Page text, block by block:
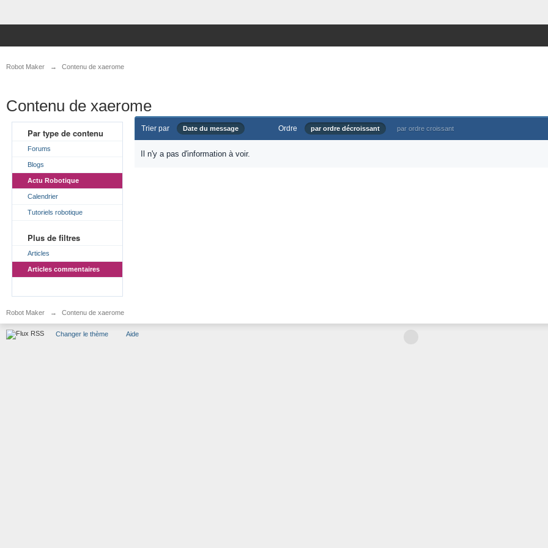
Robot Maker → Contenu de xaerome
Contenu de xaerome
Par type de contenu
Forums
Blogs
Actu Robotique
Calendrier
Tutoriels robotique
Plus de filtres
Articles
Articles commentaires
Trier par Date du message Ordre par ordre décroissant par ordre croissant
Il n'y a pas d'information à voir.
Robot Maker → Contenu de xaerome
Changer le thème Aide